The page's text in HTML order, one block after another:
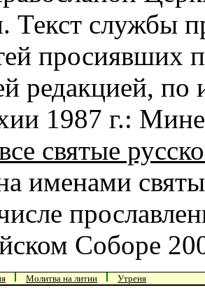
Текст службы
просиявших
редакцией,
1987 г.:
святые
именами
Соборе
Молитва на литии Утреня